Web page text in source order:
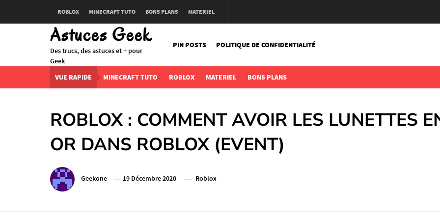
ROBLOX MINECRAFT TUTO BONS PLANS MATERIEL
Astuces Geek
Des trucs, des astuces et + pour
Geek
PIN POSTS POLITIQUE DE CONFIDENTIALITÉ
VUE RAPIDE MINECRAFT TUTO ROBLOX MATERIEL BONS PLANS
ROBLOX : COMMENT AVOIR LES LUNETTES
OR DANS ROBLOX (EVENT)
Geekone 19 Décembre 2020 Roblox